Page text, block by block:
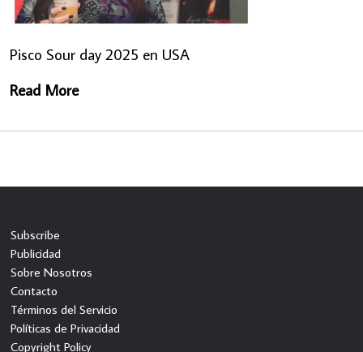
Pisco Sour day 2025 en USA
Read More
Subscribe
Publicidad
Sobre Nosotros
Contacto
Términos del Servicio
Políticas de Privacidad
Copyright Policy